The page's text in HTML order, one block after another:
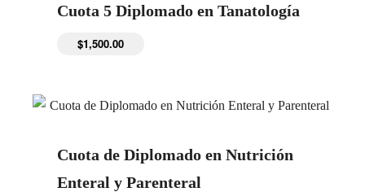
Cuota 5 Diplomado en Tanatología
$1,500.00
Cuota de Diplomado en Nutrición
Enteral y Parenteral